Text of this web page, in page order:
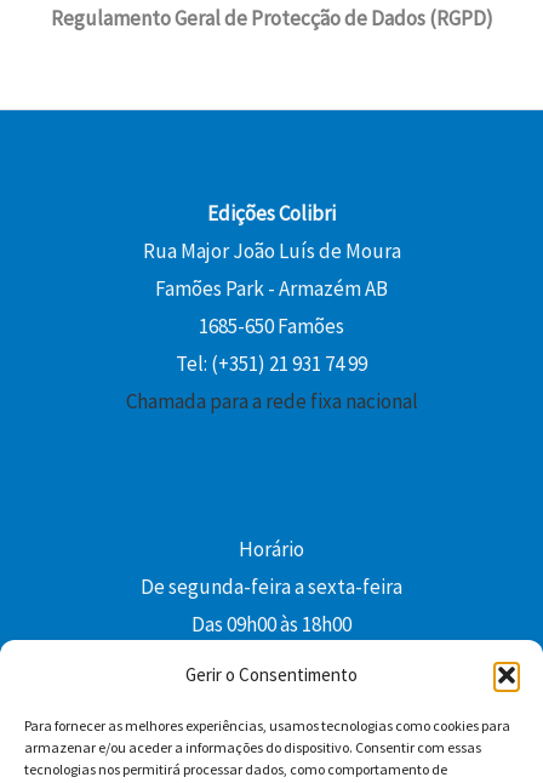
Gerir o Consentimento
Para fornecer as melhores experiências, usamos tecnologias como cookies para
armazenar e/ou aceder a informações do dispositivo. Consentir com essas
tecnologias nos permitirá processar dados, como comportamento de
Regulamento Geral de Protecção de Dados (RGPD)
Edições Colibri
Rua Major João Luís de Moura
Famões Park - Armazém AB
1685-650 Famões
Tel: (+351) 21 931 74 99
Chamada para a rede fixa nacional
Horário
De segunda-feira a sexta-feira
Das 09h00 às 18h00
colibri@edi-colibri.pt
Facebook YouTube Instagram
Whatsapp